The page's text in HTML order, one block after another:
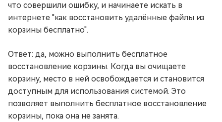
что совершили ошибку, и начинаете искать в
интернете "как восстановить удалённые файлы из
корзины бесплатно".
Ответ: да, можно выполнить бесплатное
восстановление корзины. Когда вы очищаете
корзину, место в ней освобождается и становится
доступным для использования системой. Это
позволяет выполнить бесплатное восстановление
корзины, пока она не занята.